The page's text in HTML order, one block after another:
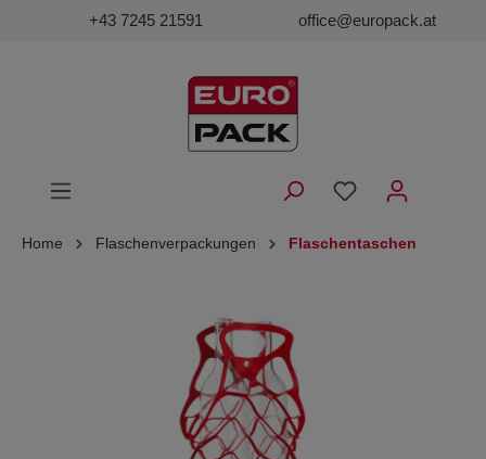
+43 7245 21591 office@europack.at
Home Flaschenverpackungen Flaschentaschen